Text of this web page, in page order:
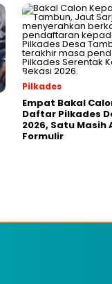
Pilkades
Empat Bakal
Daftar Pilkades
2026, Satu Masih
Formulir